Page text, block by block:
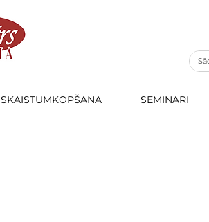
SKAISTUMKOPŠANA SEMINĀRI